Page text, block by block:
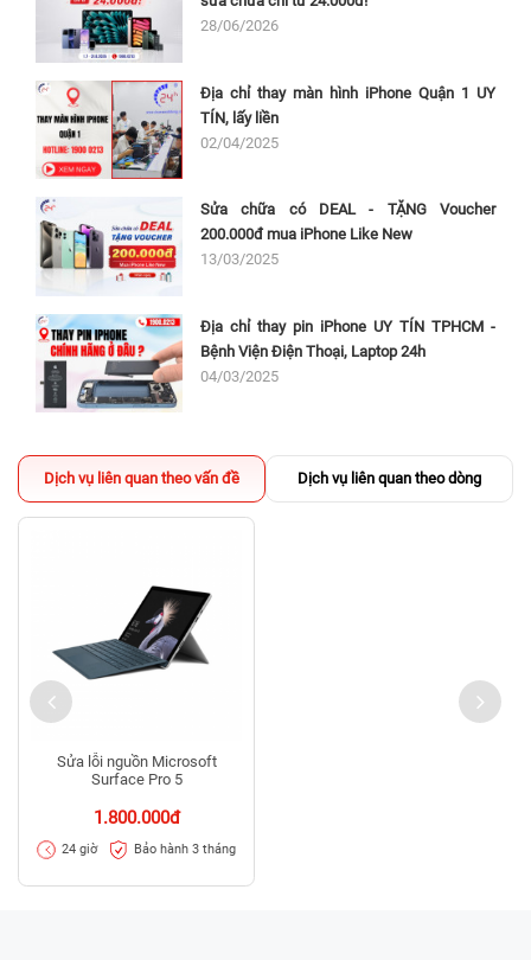
28/06/2026
Địa chỉ thay màn hình iPhone Quận 1 UY
TÍN, lấy liền
02/04/2025
Sửa chữa có DEAL - TẶNG Voucher
200.000đ mua iPhone Like New
13/03/2025
Địa chỉ thay pin iPhone UY TÍN TPHCM -
Bệnh Viện Điện Thoại, Laptop 24h
04/03/2025
Dịch vụ liên quan theo vấn đề Dịch vụ liên quan theo dòng
Sửa lỗi nguồn Microsoft
Surface Pro 5
1.800.000đ
24 giờ Bảo hành 3 tháng